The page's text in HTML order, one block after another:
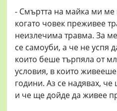
- Смъртта на майка ми ме
когато човек преживее
неизлечима травма. За
се самоуби, а че не успя
които беше търпяла от
условия, в които
години. Аз се надявах,
и че ще дойде да живее